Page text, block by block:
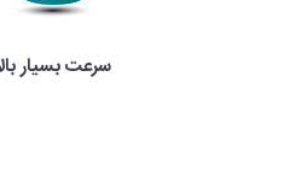
سرعت بسیار